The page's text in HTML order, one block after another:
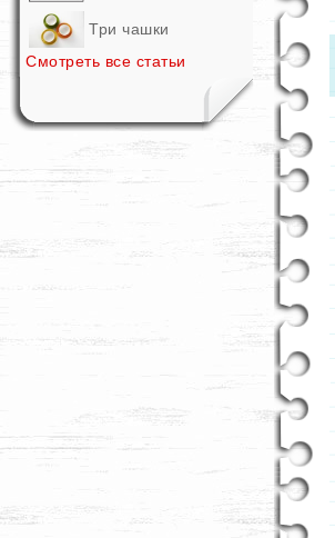
Три чашки
Смотреть все статьи